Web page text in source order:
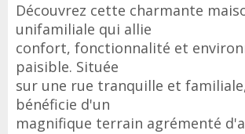
Découvrez cette charmante
unifamiliale qui allie
confort, fonctionnalité et
paisible. Située
sur une rue tranquille et
bénéficie d'un
magnifique terrain agrémenté